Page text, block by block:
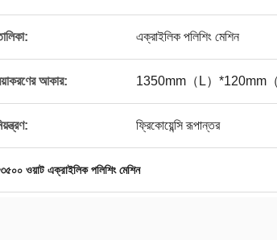
এক্রাইলিক পলিশিং মেশিন
আকার: 1350mm（L）*120mm（T
ফ্রিকোয়েন্সি রূপান্তর
৩৫০০ ওয়াট এক্রাইলিক পলিশিং মেশিন